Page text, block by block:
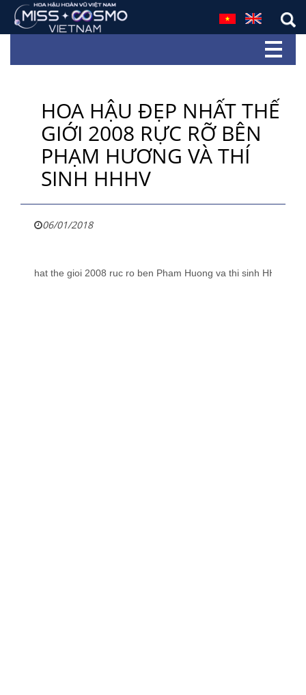
HOA HẬU ĐẸP NHẤT THẾ
GIỚI 2008 RỰC RỠ BÊN
PHẠM HƯƠNG VÀ THÍ
SINH HHHV
06/01/2018